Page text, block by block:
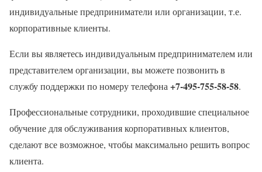
индивидуальные предприниматели или организации, т.е.
корпоративные клиенты.
Если вы являетесь индивидуальным предпринимателем или
представителем организации, вы можете позвонить в
службу поддержки по номеру телефона +7-495-755-58-58.
Профессиональные сотрудники, проходившие специальное
обучение для обслуживания корпоративных клиентов,
сделают все возможное, чтобы максимально решить вопрос
клиента.